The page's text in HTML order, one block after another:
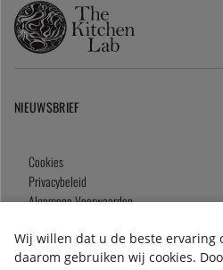
NIEUWSBRIEF
Cookies
Privacybeleid
Algemene Voorwaarden
Wij willen dat u de beste ervaring
daarom gebruiken wij cookies.